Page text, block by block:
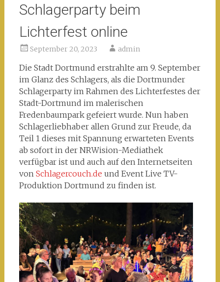
Schlagerparty beim
Lichterfest online
September 20, 2023 admin
Die Stadt Dortmund erstrahlte am 9. September
im Glanz des Schlagers, als die Dortmunder
Schlagerparty im Rahmen des Lichterfestes der
Stadt-Dortmund im malerischen
Fredenbaumpark gefeiert wurde. Nun haben
Schlagerliebhaber allen Grund zur Freude, da
Teil 1 dieses mit Spannung erwarteten Events
ab sofort in der NRWision-Mediathek
verfügbar ist und auch auf den Internetseiten
von Schlagercouch.de und Event Live TV-
Produktion Dortmund zu finden ist.